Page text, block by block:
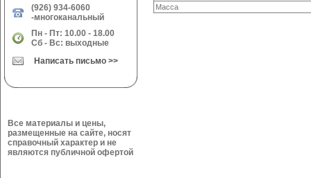
(926) 934-6060
-многоканальный
Пн - Пт: 10.00 - 18.00
Сб - Вс: выходные
Написать письмо >>
Все материалы и цены,
размещенные на сайте, носят
справочный характер и не
являются публичной офертой
Масса